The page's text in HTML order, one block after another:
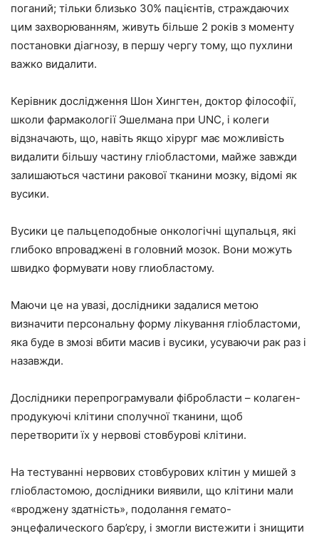
поганий; тільки близько 30% пацієнтів, страждаючих
цим захворюванням, живуть більше 2 років з моменту
постановки діагнозу, в першу чергу тому, що пухлини
важко видалити.
Керівник дослідження Шон Хингтен, доктор філософії,
школи фармакології Эшелмана при UNC, і колеги
відзначають, що, навіть якщо хірург має можливість
видалити більшу частину гліобластоми, майже завжди
залишаються частини ракової тканини мозку, відомі як
вусики.
Вусики це пальцеподобные онкологічні щупальця, які
глибоко впроваджені в головний мозок. Вони можуть
швидко формувати нову глиобластому.
Маючи це на увазі, дослідники задалися метою
визначити персональну форму лікування гліобластоми,
яка буде в змозі вбити масив і вусики, усуваючи рак раз і
назавжди.
Дослідники перепрограмували фібробласти – колаген-
продукуючі клітини сполучної тканини, щоб
перетворити їх у нервові стовбурові клітини.
На тестуванні нервових стовбурових клітин у мишей з
гліобластомою, дослідники виявили, що клітини мали
«вроджену здатність», подолання гемато-
энцефалического бар’єру, і змогли вистежити і знищити